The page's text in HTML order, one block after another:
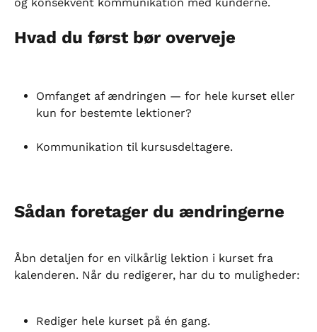
Hvad du først bør overveje
Omfanget af ændringen — for hele kurset eller
kun for bestemte lektioner?
Kommunikation til kursusdeltagere.
Sådan foretager du ændringerne
Åbn detaljen for en vilkårlig lektion i kurset fra
kalenderen. Når du redigerer, har du to muligheder:
Rediger hele kurset på én gang.